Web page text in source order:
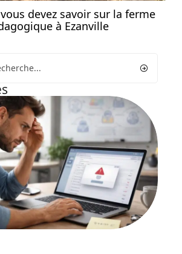
devez savoir sur la ferme
à Ezanville